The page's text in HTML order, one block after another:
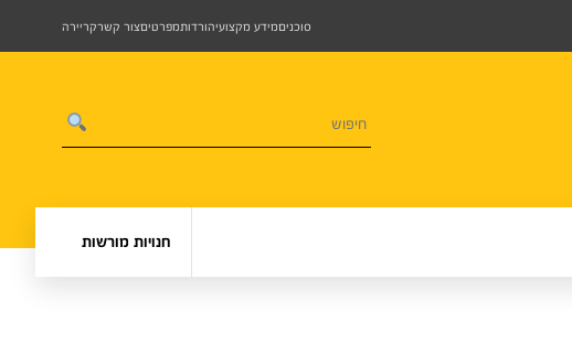
סוכניםמידע מקצועיהורדותמפרטיםצור קשרקריירה
חנויות מורשות